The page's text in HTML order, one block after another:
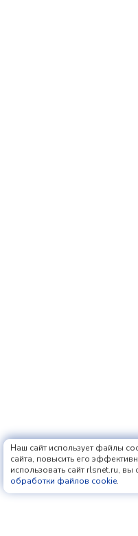
Наш сайт использует файлы
сайта, повысить его
использовать сайт rlsnet.ru, вы
обработки файлов cookie.